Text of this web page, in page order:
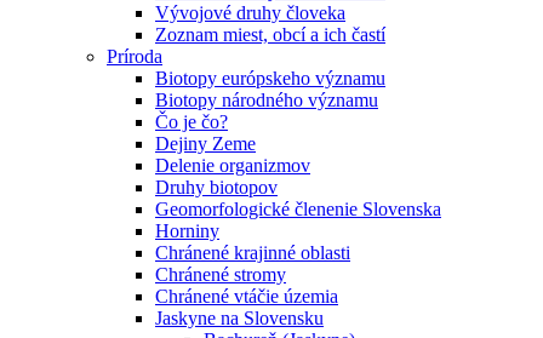
Vývojové druhy človeka
Zoznam miest, obcí a ich častí
Príroda
Biotopy európskeho významu
Biotopy národného významu
Čo je čo?
Dejiny Zeme
Delenie organizmov
Druhy biotopov
Geomorfologické členenie Slovenska
Horniny
Chránené krajinné oblasti
Chránené stromy
Chránené vtáčie územia
Jaskyne na Slovensku